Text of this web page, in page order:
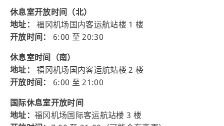
休息室开放时间（北）
地址：
福冈机场国内客运航站楼 1 楼
开放时间：
6:00 至 20:30
休息室时间（南）
地址：
福冈机场国内客运航站楼 2 楼
开放时间：
6:00 至 21:00
国际休息室开放时间
地址：福冈机场国际客运航站楼 3 楼